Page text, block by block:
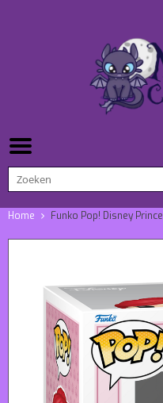
Home Funko Pop! Disney